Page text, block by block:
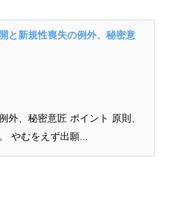
と新規性喪失の例外、秘密意
匠 ポイント 原則、
出願前に意匠を公開しない。 やむをえず出願...